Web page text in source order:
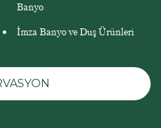
Banyo
İmza Banyo ve Duş Ürünleri